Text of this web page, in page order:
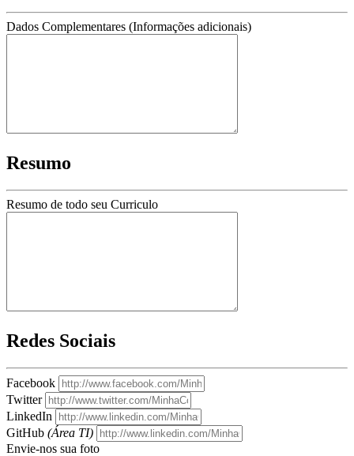
Dados Complementares (Informações adicionais)
Resumo
Resumo de todo seu Curriculo
Redes Sociais
Facebook
Twitter
LinkedIn
GitHub (Área TI)
Envie-nos sua foto